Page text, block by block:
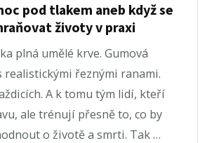
pod tlakem aneb když se
životy v praxi
plná umělé krve. Gumová
realistickými řeznými ranami.
A k tomu tým lidí, kteří
ale trénují přesně to, co by
o životě a smrti. Tak …